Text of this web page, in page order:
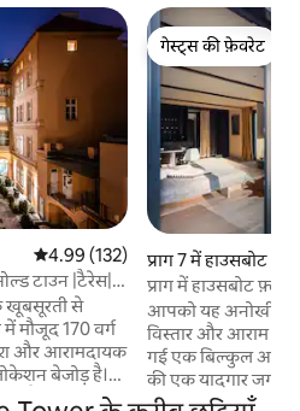
औसत रेटिंग 5 में से 4.99, 132 समीक्षाएँ
4.99 (132)
टाउन |टैरेस|
खूबसूरती से
में मौजूद 170 वर्ग
और आरामदायक
बेजोड़ है।
पर है, ओल्ड टाउन
गेस्ट्स की फ़ेवरेट
गेस्ट्स की फ़ेवरेट
प्राग 7 में हाउसबोट
प्राग में हाउसबोट
आपको यह अनोखी,
विस्तार और आराम के
गई एक बिल्कुल
की एक यादगार
वहाँ से जाना नहीं